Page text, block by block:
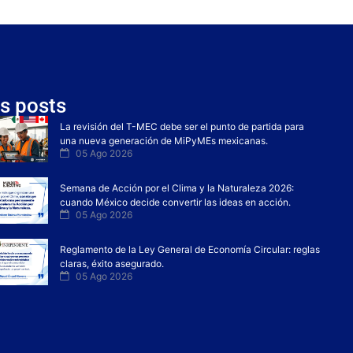
posts
La revisión del T-MEC debe ser el punto de partida para
una nueva generación de MiPyMEs mexicanas.
05 Ago 2026
Semana de Acción por el Clima y la Naturaleza 2026:
cuando México decide convertir las ideas en acción.
05 Ago 2026
Reglamento de la Ley General de Economía Circular: reglas
claras, éxito asegurado.
05 Ago 2026